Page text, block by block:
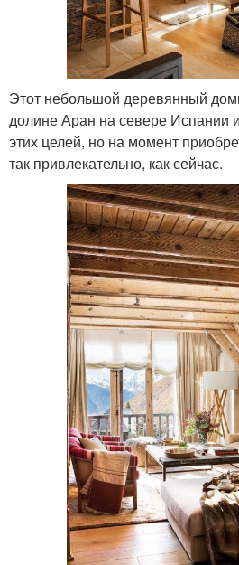
Этот небольшой деревянный
долине Аран на севере Испании
этих целей, но на момент
так привлекательно, как сейчас.